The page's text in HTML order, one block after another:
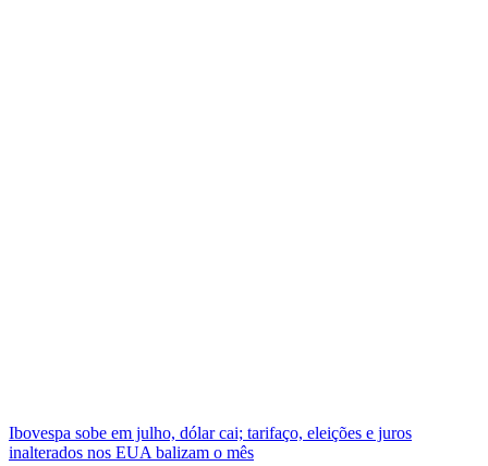
Ibovespa sobe em julho, dólar cai; tarifaço, eleições e juros
inalterados nos EUA balizam o mês